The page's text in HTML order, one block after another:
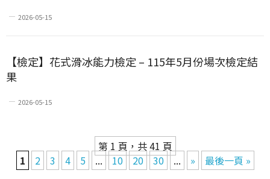
2026-05-15
【檢定】花式滑冰能力檢定 – 115年5月份場次檢定結
果
2026-05-15
第 1 頁，共 41 頁
1
2 3 4 5 ... 10 20 30 ... » 最後一頁 »